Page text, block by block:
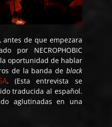
antes de que empezara
por NECROPHOBIC
oportunidad de hablar
de la banda de black
.(Esta entrevista se
traducida al español.
aglutinadas en una